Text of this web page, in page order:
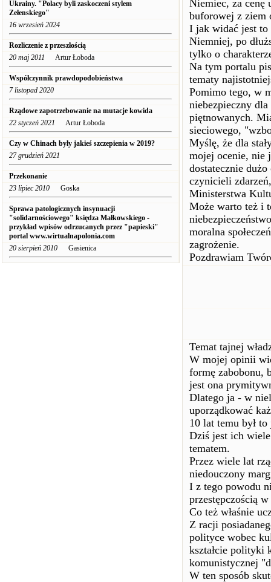
Ukrainy. "Polacy byli zaskoczeni stylem
Zełenskiego"
16 wrzesień 2024
Rozliczenie z przeszłością
20 maj 2011 Artur Łoboda
Współczynnik prawdopodobieństwa
7 listopad 2020
Rządowe zapotrzebowanie na mutacje kowida
22 styczeń 2021 Artur Łoboda
Czy w Chinach były jakieś szczepienia w 2019?
27 grudzień 2021
Przekonanie
23 lipiec 2010 Goska
Sprawa patologicznych insynuacji
"solidarnościowego" księdza Małkowskiego -
przykład wpisów odrzucanych przez "papieski"
portal www.wirtualnapolonia.com
20 sierpień 2010 Gasienica
Niemiec, za cenę
buforowej z ziem
I jak widać jest to
Niemniej, po
tylko o
Na tym portalu
tematy
Pomimo tego, w
niebezpieczny dla
piętnowanych.
sieciowego,
Myślę, że dla
mojej ocenie, nie
dostatecznie
czynicieli
Ministerstwa
Może warto też i
moralna
zagrożenie.
Pozdrawiam
Temat tajnej
W mojej opinii
formę zabobonu,
jest ona
Dlatego ja - w
uporządkować
10 lat temu był
Dziś jest ich
tematem.
Przez wiele lat
niedouczony
I z tego powodu
przestępczością
Co też właśnie
Z racji
polityce wobec
kształcie polityki
komunistycznej
W ten sposób